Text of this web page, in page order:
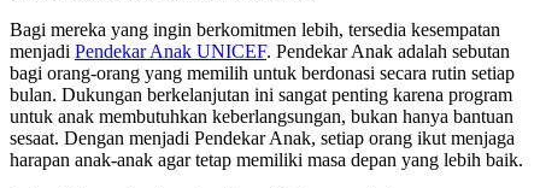
Bagi mereka yang ingin berkomitmen lebih, tersedia kesempatan
menjadi Pendekar Anak UNICEF. Pendekar Anak adalah sebutan
bagi orang-orang yang memilih untuk berdonasi secara rutin setiap
bulan. Dukungan berkelanjutan ini sangat penting karena program
untuk anak membutuhkan keberlangsungan, bukan hanya bantuan
sesaat. Dengan menjadi Pendekar Anak, setiap orang ikut menjaga
harapan anak-anak agar tetap memiliki masa depan yang lebih baik.